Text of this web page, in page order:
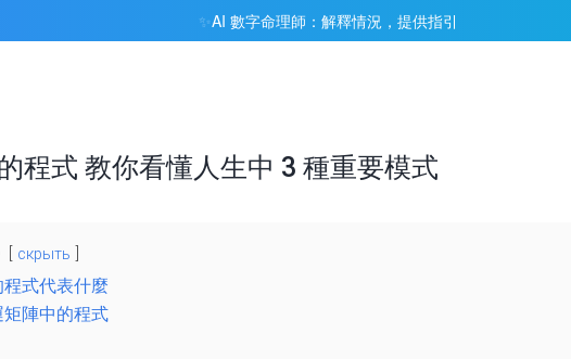
程式 教你看懂人生中 3 種重要模式
скрыть
式代表什麼
陣中的程式
✨AI 數字命理師：解釋情況，提供指引